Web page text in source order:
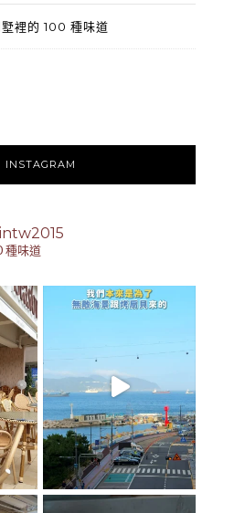
墅裡的 100 種味道
INSTAGRAM
種味道